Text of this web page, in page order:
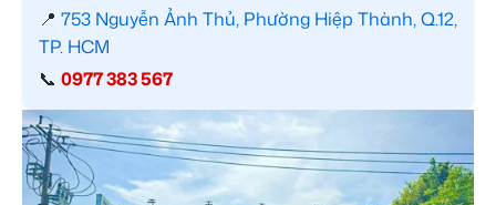
📍 753 Nguyễn Ảnh Thủ, Phường Hiệp Thành, Q.12,
TP. HCM
📞 0977 383 567